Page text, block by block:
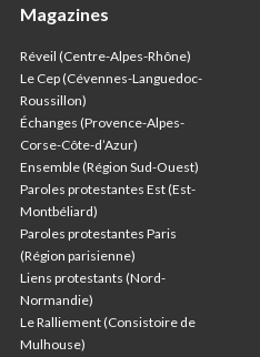
Magazines
Réveil (Centre-Alpes-Rhône)
Le Cep (Cévennes-Languedoc-
Roussillon)
Échanges (Provence-Alpes-
Corse-Côte-d’Azur)
Ensemble (Région Sud-Ouest)
Paroles protestantes Est (Est-
Montbéliard)
Paroles protestantes Paris
(Région parisienne)
Liens protestants (Nord-
Normandie)
Le Ralliement (Consistoire de
Mulhouse)